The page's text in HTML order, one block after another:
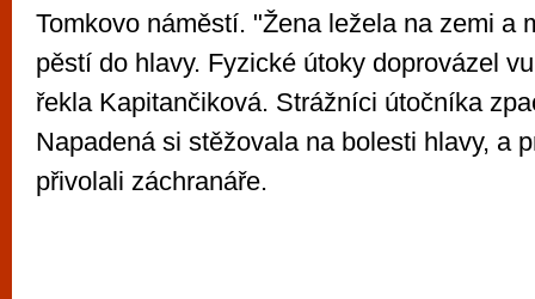
Tomkovo náměstí. "Žena ležela na zemi a
pěstí do hlavy. Fyzické útoky doprovázel
řekla Kapitančiková. Strážníci útočníka
Napadená si stěžovala na bolesti hlavy, a
přivolali záchranáře.